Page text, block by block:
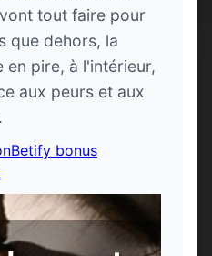
tout faire pour
que dehors, la
en pire, à l'intérieur,
aux peurs et aux
Betify bonus